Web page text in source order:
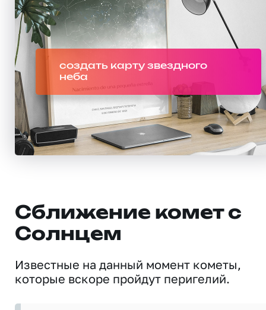
создать карту звездного
неба
Сближение комет с
Солнцем
Известные на данный момент кометы,
которые вскоре пройдут перигелий.